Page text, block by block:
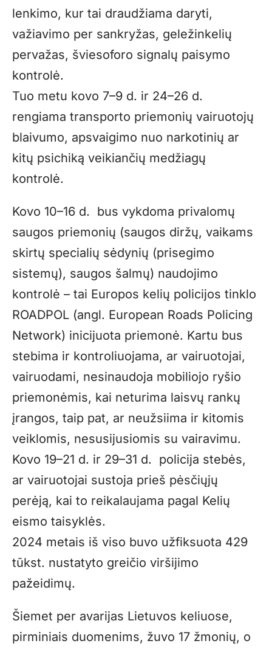
lenkimo, kur tai draudžiama daryti,
važiavimo per sankryžas, geležinkelių
pervažas, šviesoforo signalų paisymo
kontrolė.
Tuo metu kovo 7–9 d. ir 24–26 d.
rengiama transporto priemonių vairuotojų
blaivumo, apsvaigimo nuo narkotinių ar
kitų psichiką veikiančių medžiagų
kontrolė.
Kovo 10–16 d. bus vykdoma privalomų
saugos priemonių (saugos diržų, vaikams
skirtų specialių sėdynių (prisegimo
sistemų), saugos šalmų) naudojimo
kontrolė – tai Europos kelių policijos tinklo
ROADPOL (angl. European Roads Policing
Network) inicijuota priemonė. Kartu bus
stebima ir kontroliuojama, ar vairuotojai,
vairuodami, nesinaudoja mobiliojo ryšio
priemonėmis, kai neturima laisvų rankų
įrangos, taip pat, ar neužsiima ir kitomis
veiklomis, nesusijusiomis su vairavimu.
Kovo 19–21 d. ir 29–31 d. policija stebės,
ar vairuotojai sustoja prieš pėsčiųjų
perėją, kai to reikalaujama pagal Kelių
eismo taisyklės.
2024 metais iš viso buvo užfiksuota 429
tūkst. nustatyto greičio viršijimo
pažeidimų.
Šiemet per avarijas Lietuvos keliuose,
pirminiais duomenims, žuvo 17 žmonių, o